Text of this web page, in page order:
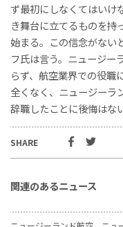
ず最初にしなくてはいけ
き舞台に立てるものを持
始まる。この信念がない
フ氏は言う。ニュージー
らず、航空業界での役職
全くなく、ニュージーラ
辞職したことに後悔はな
SHARE
関連のあるニュース